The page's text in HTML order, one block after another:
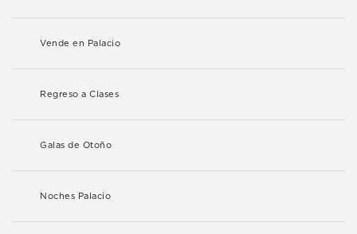
Vende en Palacio
Regreso a Clases
Galas de Otoño
Noches Palacio